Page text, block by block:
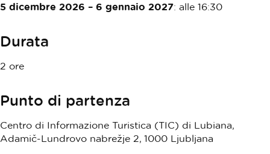
5 dicembre 2026 – 6 gennaio 2027: alle 16:30
Durata
2 ore
Punto di partenza
Centro di Informazione Turistica (TIC) di Lubiana,
Adamič-Lundrovo nabrežje 2, 1000 Ljubljana